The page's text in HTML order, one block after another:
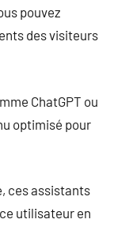
pouvez
des visiteurs
ChatGPT ou
optimisé pour
ces assistants
utilisateur en